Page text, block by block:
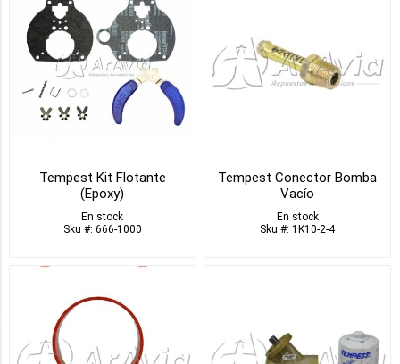
Tempest Kit Flotante
(Epoxy)
En stock
Sku #: 666-1000
Tempest Conector Bomba
Vacío
En stock
Sku #: 1K10-2-4
Vacío
(13)
Bujías
(11)
Carburadores
Champion
Bellanca
APLICACION